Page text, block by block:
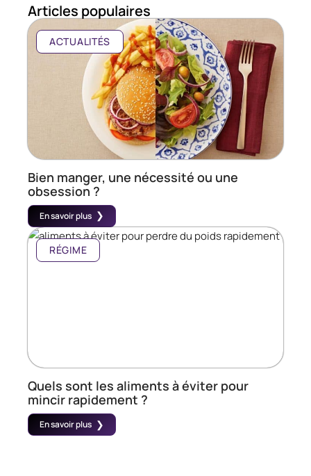
Articles populaires
ACTUALITÉS
Bien manger, une nécessité ou une
obsession ?
En savoir plus
RÉGIME
Quels sont les aliments à éviter pour
mincir rapidement ?
En savoir plus